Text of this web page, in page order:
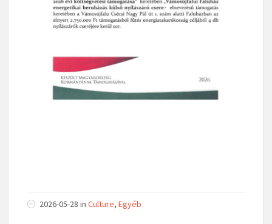
2026-05-28 in Culture, Egyéb